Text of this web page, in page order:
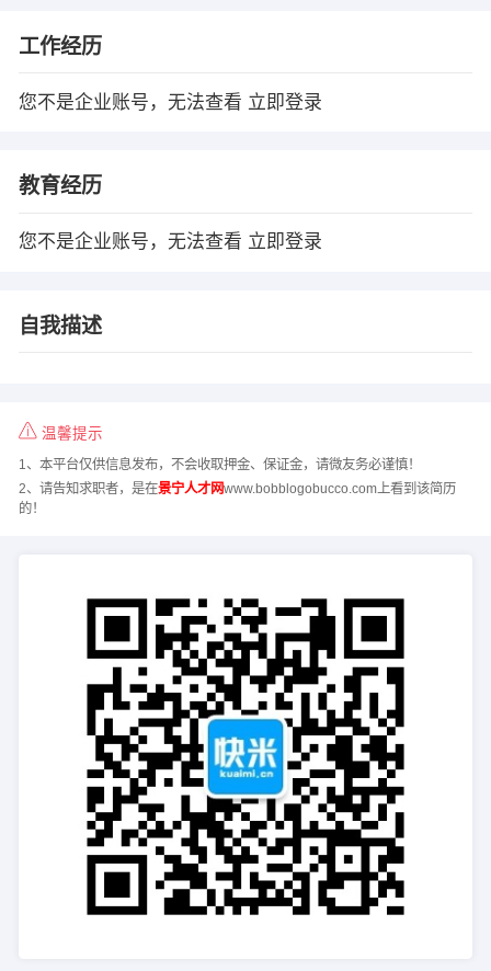
工作经历
您不是企业账号，无法查看 立即登录
教育经历
您不是企业账号，无法查看 立即登录
自我描述
温馨提示
1、本平台仅供信息发布，不会收取押金、保证金，请微友务必谨慎！
2、请告知求职者，是在景宁人才网www.bobblogobucco.com上看到该简历
的！